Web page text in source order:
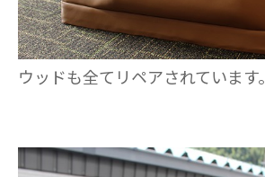
ウッドも全てリペアされています。